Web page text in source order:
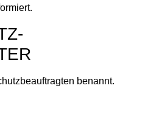
benannt.